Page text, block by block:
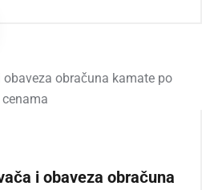
i obaveza obračuna